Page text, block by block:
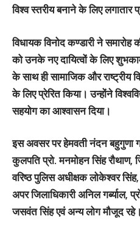
विश्व स्तरीय बनाने के लिए लगातार
विधायक विनोद कण्डारी ने
को उनके नए दायित्वों के लिए
के साथ ही सामाजिक और राष्ट्रीय
के लिए प्रेरित किया। उन्होंने
सहयोग का आश्वासन दिया।
इस अवसर पर हेमवती नंदन बहुगुणा
कुलपति प्रो. मनमोहन सिंह रौथाण,
वरिष्ठ पुलिस अधीक्षक लोकेश्वर
अपर जिलाधिकारी अनिल गर्ब्याल,
जसवंत सिंह एवं अन्य लोग मौजूद रहे।